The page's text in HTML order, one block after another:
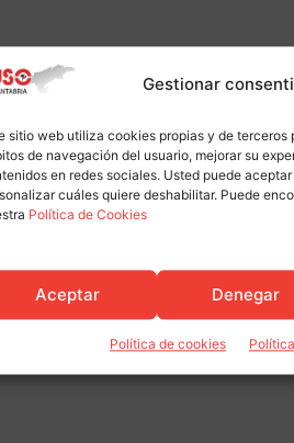
Gestionar
sitio web utiliza cookies propias y de
de navegación del usuario, mejorar su
en redes sociales. Usted puede
cuáles quiere deshabilitar. Puede
Política de Cookies
Aceptar Denegar
Política de cookies